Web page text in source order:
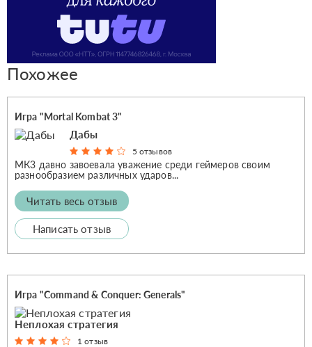
Похожее
Игра "Mortal Kombat 3"
Дабы
5 отзывов
МК3 давно завоевала уважение среди геймеров своим
разнообразием различных ударов...
Читать весь отзыв
Написать отзыв
Игра "Command & Conquer: Generals"
Неплохая стратегия
1 отзыв